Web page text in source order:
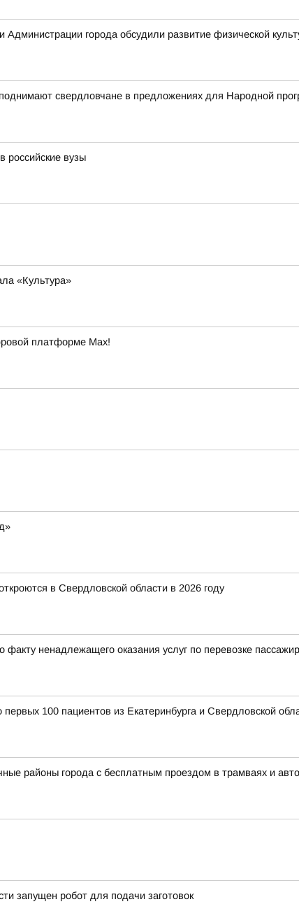
города обсудили развитие физической
свердловчане в предложениях для Народной
российские вузы
«Культура»
платформе Max!
в Свердловской области в 2026 году
ненадлежащего оказания услуг по перевозке
100 пациентов из Екатеринбурга и Свердловской
районы города с бесплатным проездом в трамваях и
запущен робот для подачи заготовок